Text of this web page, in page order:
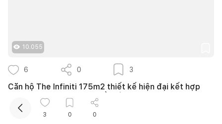
10.055
6 0 3
Căn hộ The Infiniti 175m2 thiết kế hiện đại kết hợp
nghệ thuật Modern Art đầy cảm xúc
139DESIGN
3 0 0